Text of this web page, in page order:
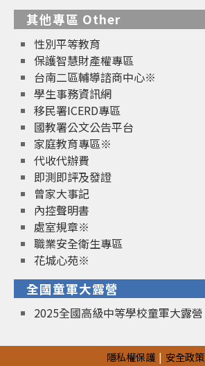
其他專區 Other
性別平等教育
保護智慧財產權專區
台南二區輔導諮商中心※
學生事務資訊網
移民署ICERD專區
國教署公文公告平台
家庭教育專區※
代收代辦費
即測即評及發證
曾家大事記
內控聲明書
處室規章※
職業安全衛生專區
花城心苑※
全國童軍大露營
2025全國高級中等學校童軍大露營
隱私權保護
安全政策